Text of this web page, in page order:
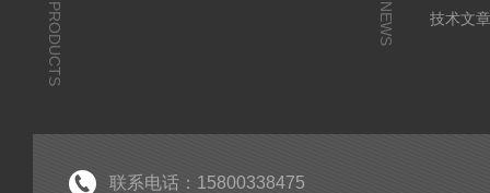
PRODUCTS NEWS
技术文
联系电话：15800338475